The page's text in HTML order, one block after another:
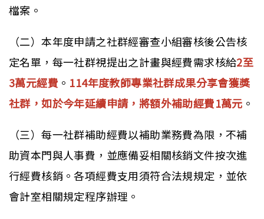
檔案。
（二）本年度申請之社群經審查小組審核後公告核
定名單，每一社群視提出之計畫與經費需求核給2至
3萬元經費 。 114年度教師專業社群成果分享會獲獎
社群，如於今年延續申請，將額外補助經費1萬元 。
（三）每一社群補助經費以補助業務費為限，不補
助資本門與人事費，並應備妥相關核銷文件按次進
行經費核銷。各項經費支用須符合法規規定，並依
會計室相關規定程序辦理。